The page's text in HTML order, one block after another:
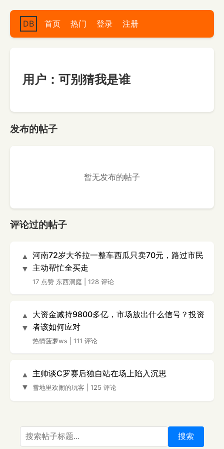
DB 首页 热门 登录 注册
用户：可别猜我是谁
发布的帖子
暂无发布的帖子
评论过的帖子
▲
▼
河南72岁大爷拉一整车西瓜只卖70元，路过市民
主动帮忙全买走
17 点赞 东西洞庭 128 评论
▲
▼
大资金减持9800多亿，市场放出什么信号？投资
者该如何应对
热情菠萝ws 111 评论
▲
▼
主帅谈C罗赛后独自站在场上陷入沉思
雪地里欢闹的玩客 125 评论
搜索